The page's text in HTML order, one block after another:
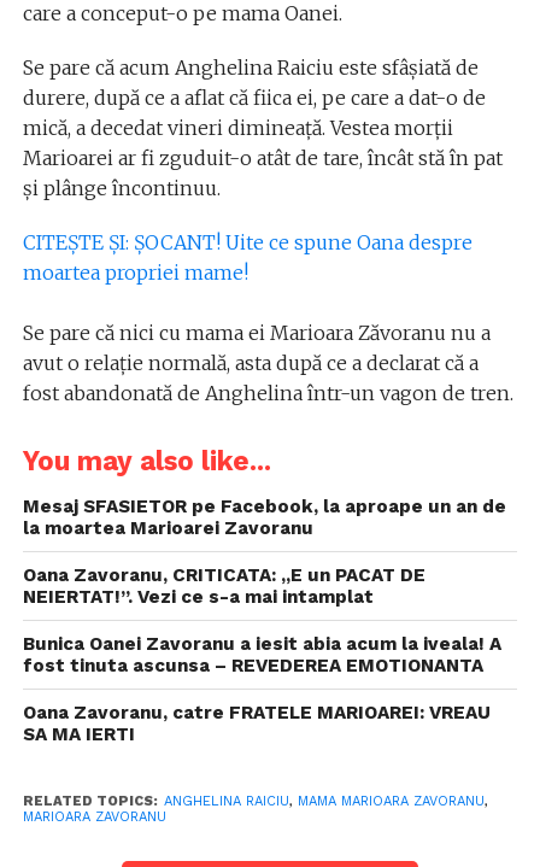
care a conceput-o pe mama Oanei.
Se pare că acum Anghelina Raiciu este sfâşiată de
durere, după ce a aflat că fiica ei, pe care a dat-o de
mică, a decedat vineri dimineaţă. Vestea morţii
Marioarei ar fi zguduit-o atât de tare, încât stă în pat
şi plânge încontinuu.
CITEŞTE ŞI: ŞOCANT! Uite ce spune Oana despre
moartea propriei mame!
Se pare că nici cu mama ei Marioara Zăvoranu nu a
avut o relaţie normală, asta după ce a declarat că a
fost abandonată de Anghelina într-un vagon de tren.
You may also like...
Mesaj SFASIETOR pe Facebook, la aproape un an de
la moartea Marioarei Zavoranu
Oana Zavoranu, CRITICATA: „E un PACAT DE
NEIERTAT!”. Vezi ce s-a mai intamplat
Bunica Oanei Zavoranu a iesit abia acum la iveala! A
fost tinuta ascunsa – REVEDEREA EMOTIONANTA
Oana Zavoranu, catre FRATELE MARIOAREI: VREAU
SA MA IERTI
RELATED TOPICS: ANGHELINA RAICIU, MAMA MARIOARA ZAVORANU,
MARIOARA ZAVORANU